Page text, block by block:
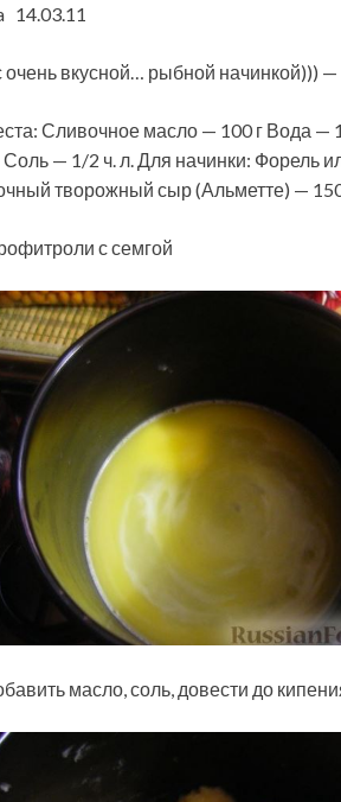
14.03.11
вкусной… рыбной начинкой))) —
Сливочное масло — 100 г Вода —
— 1/2 ч. л. Для начинки: Форель
творожный сыр (Альметте) —
с семгой
масло, соль, довести до